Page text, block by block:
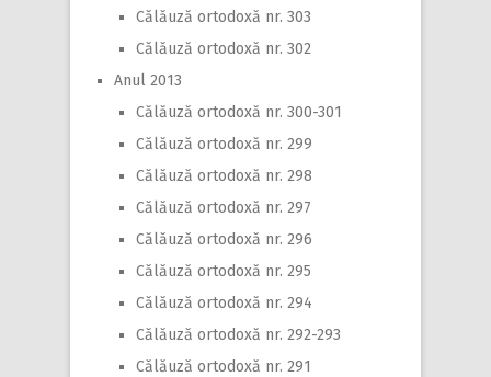
Călăuză ortodoxă nr. 303
Călăuză ortodoxă nr. 302
Anul 2013
Călăuză ortodoxă nr. 300-301
Călăuză ortodoxă nr. 299
Călăuză ortodoxă nr. 298
Călăuză ortodoxă nr. 297
Călăuză ortodoxă nr. 296
Călăuză ortodoxă nr. 295
Călăuză ortodoxă nr. 294
Călăuză ortodoxă nr. 292-293
Călăuză ortodoxă nr. 291